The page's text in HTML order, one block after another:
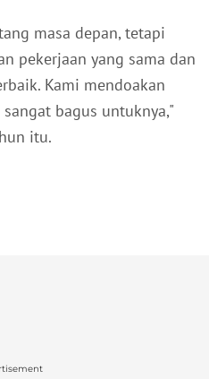
masa depan, tetapi
pekerjaan yang sama dan
Kami mendoakan
bagus untuknya,"
itu.